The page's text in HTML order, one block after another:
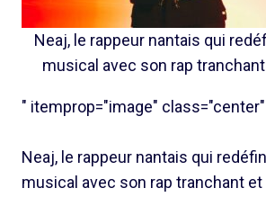
Neaj, le rappeur nantais qui
musical avec son rap
" itemprop="image"
Neaj, le rappeur nantais qui
musical avec son rap tranchant